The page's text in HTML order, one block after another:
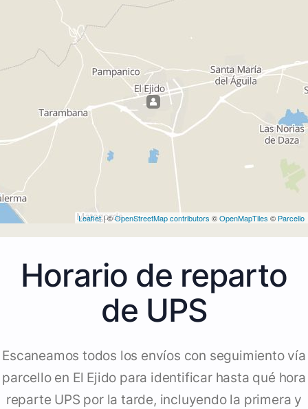
Leaflet| ©OpenStreetMap contributors ©OpenMapTiles © Parcello
Horario de reparto
de UPS
Escaneamos todos los envíos con seguimiento vía
parcello en El Ejido para identificar hasta qué hora
reparte UPS por la tarde, incluyendo la primera y